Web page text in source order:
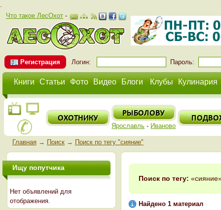
.
Что такое ЛесОхот-
Регистрация Логин: Пароль:
Книги Статьи Фото Видео Блоги Клубы Кулинария
Ярославль - Иваново
Главная→ Поиск→ Поиск по тегу "сияние"
Поиск по тегу:
Найдено 1 материал
Ищу попутчика
Нет объявлений для
отображения.